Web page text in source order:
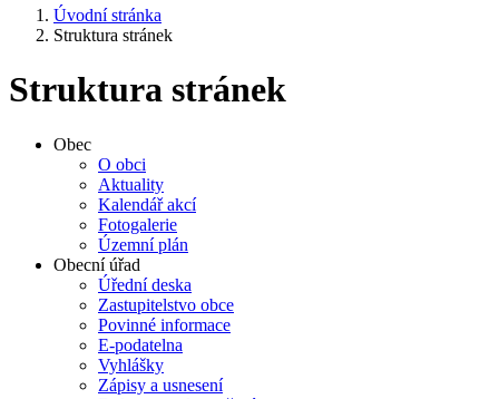
Úvodní stránka
Struktura stránek
Struktura stránek
Obec
O obci
Aktuality
Kalendář akcí
Fotogalerie
Územní plán
Obecní úřad
Úřední deska
Zastupitelstvo obce
Povinné informace
E-podatelna
Vyhlášky
Zápisy a usnesení